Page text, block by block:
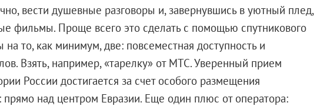
вести душевные разговоры и, завернувшись в уютный плед,
фильмы. Проще всего это сделать с помощью спутникового
то, как минимум, две: повсеместная доступность и
Взять, например, «тарелку» от МТС. Уверенный прием
России достигается за счет особого размещения
прямо над центром Евразии. Еще один плюс от оператора: